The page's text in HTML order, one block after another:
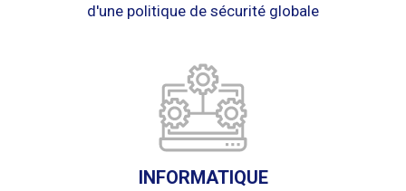
d'une politique de sécurité globale
INFORMATIQUE